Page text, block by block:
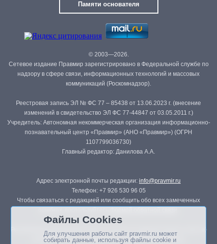
Памяти основателя
© 2003—2026.
Сетевое издание Правмир зарегистрировано в Федеральной службе по
надзору в сфере связи, информационных технологий и массовых
коммуникаций (Роскомнадзор).
Реестровая запись ЭЛ № ФС 77 – 85438 от 13.06.2023 г. (внесение
изменений в свидетельство ЭЛ ФС 77-44847 от 03.05.2011 г.)
Учредитель: Автономная некоммерческая организация информационно-
познавательный центр «Правмир» (АНО «Правмир») (ОГРН
1107799036730)
Главный редактор: Данилова А.А.
Адрес электронной почты редакции: info@pravmir.ru
Телефон: +7 926 530 96 05
Чтобы связаться с редакцией или сообщить обо всех замеченных
Републикация материалов сайта в печатных изданиях (книгах, прессе)
возможна только с письменного разрешения редакции.
Файлы Cookies
Для улучшения работы сайт pravmir.ru может
собирать данные, используя файлы cookie и